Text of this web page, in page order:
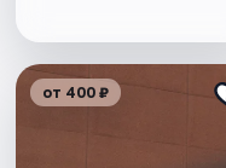
от 400 ₽